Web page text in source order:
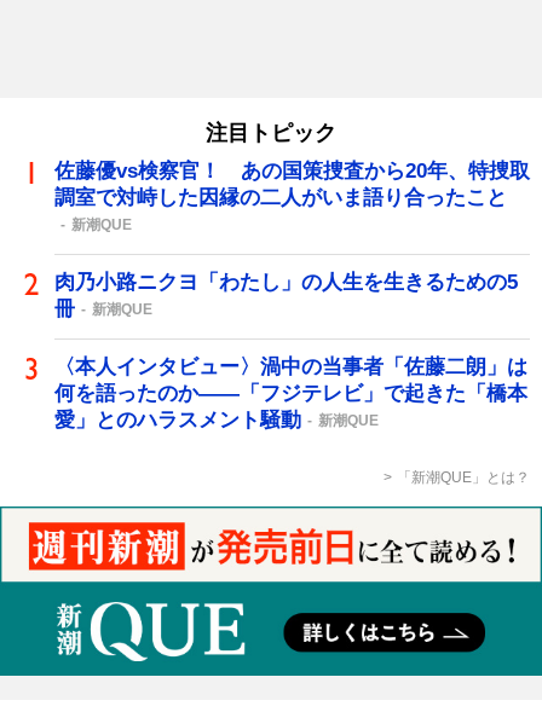
注目トピック
佐藤優vs検察官！ あの国策捜査から20年、特捜取
調室で対峙した因縁の二人がいま語り合ったこと
新潮QUE
肉乃小路ニクヨ「わたし」の人生を生きるための5
冊
新潮QUE
〈本人インタビュー〉渦中の当事者「佐藤二朗」は
何を語ったのか――「フジテレビ」で起きた「橋本
愛」とのハラスメント騒動
新潮QUE
「新潮QUE」とは？